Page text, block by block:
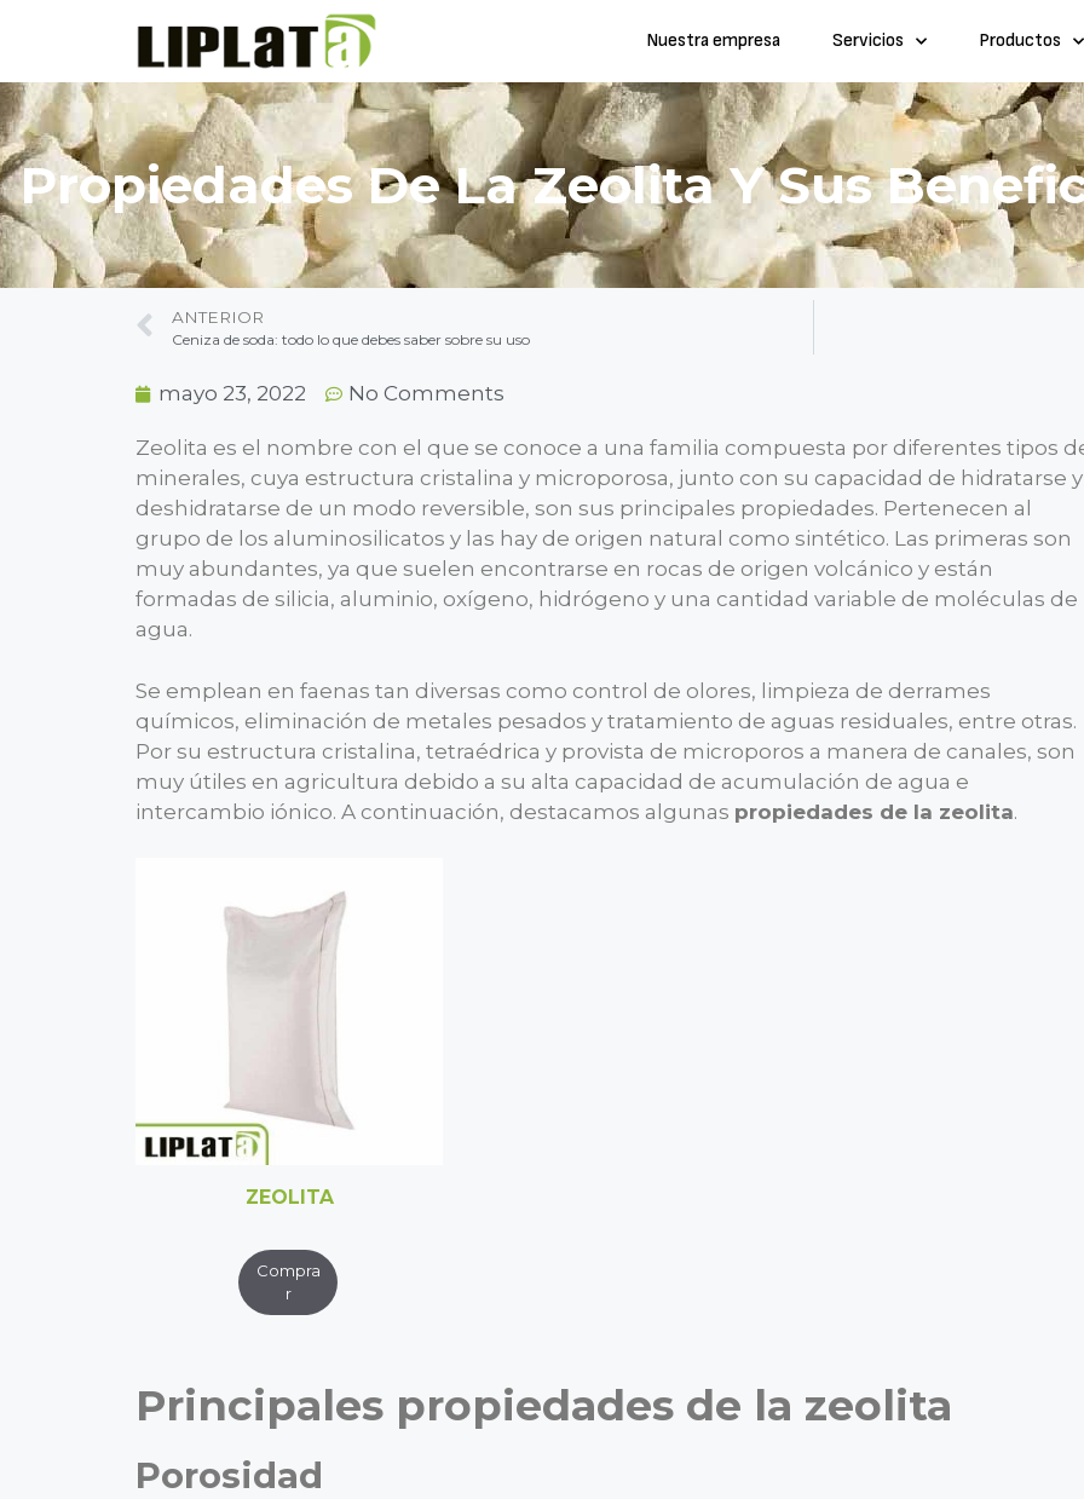
Nuestra empresa Servicios Productos
Propiedades De La Zeolita Y Sus
ANTERIOR
Ceniza de soda: todo lo que debes saber sobre su uso
mayo 23, 2022 No Comments
Zeolita es el nombre con el que se conoce a una familia compuesta por diferentes tipos
minerales, cuya estructura cristalina y microporosa, junto con su capacidad de hidratarse y
deshidratarse de un modo reversible, son sus principales propiedades. Pertenecen al
grupo de los aluminosilicatos y las hay de origen natural como sintético. Las primeras son
muy abundantes, ya que suelen encontrarse en rocas de origen volcánico y están
formadas de silicia, aluminio, oxígeno, hidrógeno y una cantidad variable de moléculas de
agua.
Se emplean en faenas tan diversas como control de olores, limpieza de derrames
químicos, eliminación de metales pesados y tratamiento de aguas residuales, entre otras.
Por su estructura cristalina, tetraédrica y provista de microporos a manera de canales, son
muy útiles en agricultura debido a su alta capacidad de acumulación de agua e
intercambio iónico. A continuación, destacamos algunas propiedades de la zeolita.
ZEOLITA
Principales propiedades de la zeolita
Porosidad